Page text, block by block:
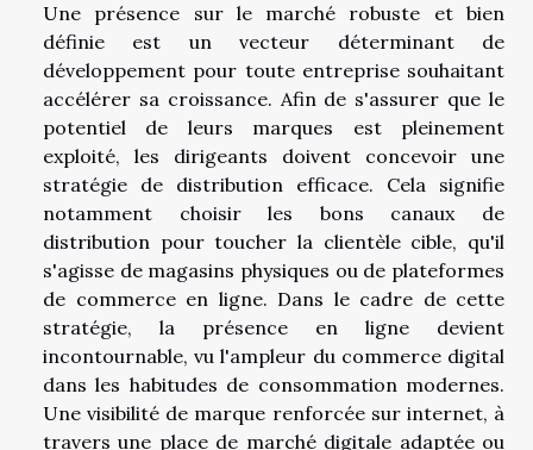
Une présence sur le marché robuste et bien
définie est un vecteur déterminant de
développement pour toute entreprise souhaitant
accélérer sa croissance. Afin de s'assurer que le
potentiel de leurs marques est pleinement
exploité, les dirigeants doivent concevoir une
stratégie de distribution efficace. Cela signifie
notamment choisir les bons canaux de
distribution pour toucher la clientèle cible, qu'il
s'agisse de magasins physiques ou de plateformes
de commerce en ligne. Dans le cadre de cette
stratégie, la présence en ligne devient
incontournable, vu l'ampleur du commerce digital
dans les habitudes de consommation modernes.
Une visibilité de marque renforcée sur internet, à
travers une place de marché digitale adaptée ou